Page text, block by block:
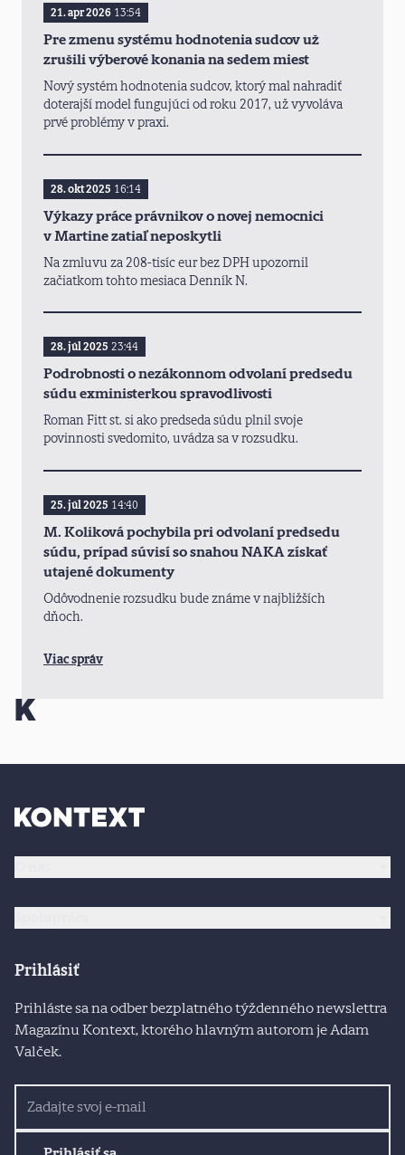
21. apr 2026 13:54
Pre zmenu systému hodnotenia sudcov už
zrušili výberové konania na sedem miest
Nový systém hodnotenia sudcov, ktorý mal nahradiť
doterajší model fungujúci od roku 2017, už vyvoláva
prvé problémy v praxi.
28. okt 2025 16:14
Výkazy práce právnikov o novej nemocnici
v Martine zatiaľ neposkytli
Na zmluvu za 208-tisíc eur bez DPH upozornil
začiatkom tohto mesiaca Denník N.
28. júl 2025 23:44
Podrobnosti o nezákonnom odvolaní predsedu
súdu exministerkou spravodlivosti
Roman Fitt st. si ako predseda súdu plnil svoje
povinnosti svedomito, uvádza sa v rozsudku.
25. júl 2025 14:40
M. Koliková pochybila pri odvolaní predsedu
súdu, prípad súvisí so snahou NAKA získať
utajené dokumenty
Odôvodnenie rozsudku bude známe v najbližších
dňoch.
Viac správ
Prihlásiť
Prihláste sa na odber bezplatného týždenného newslettra
Magazínu Kontext, ktorého hlavným autorom je Adam
Valček.